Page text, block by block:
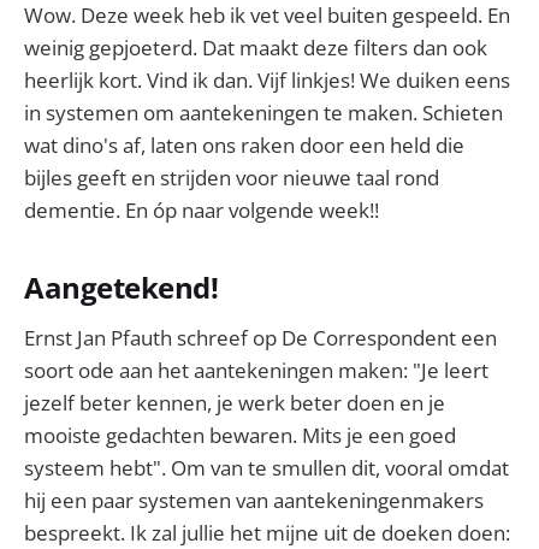
Wow. Deze week heb ik vet veel buiten gespeeld. En
weinig gepjoeterd. Dat maakt deze filters dan ook
heerlijk kort. Vind ik dan. Vijf linkjes! We duiken eens
in systemen om aantekeningen te maken. Schieten
wat dino's af, laten ons raken door een held die
bijles geeft en strijden voor nieuwe taal rond
dementie. En óp naar volgende week!!
Aangetekend!
Ernst Jan Pfauth schreef op De Correspondent een
soort ode aan het aantekeningen maken: "Je leert
jezelf beter kennen, je werk beter doen en je
mooiste gedachten bewaren. Mits je een goed
systeem hebt". Om van te smullen dit, vooral omdat
hij een paar systemen van aantekeningenmakers
bespreekt. Ik zal jullie het mijne uit de doeken doen: